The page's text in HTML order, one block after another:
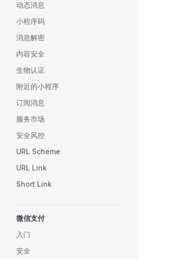
动态消息
小程序码
消息解密
内容安全
生物认证
附近的小程序
订阅消息
服务市场
安全风控
URL Scheme
URL Link
Short Link
微信支付
入门
安全